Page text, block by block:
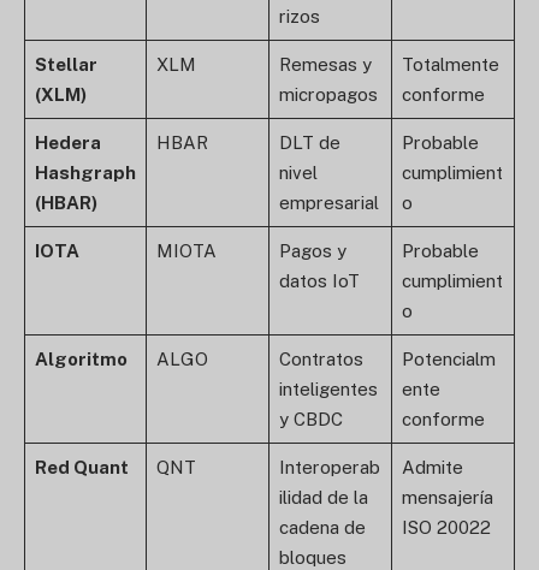
rizos
Stellar
(XLM)
XLM
Remesas y
micropagos
Totalmente
conforme
Hedera
Hashgraph
(HBAR)
HBAR
DLT de
nivel
empresarial
Probable
cumplimient
o
IOTA MIOTA
Pagos y
datos IoT
Probable
cumplimient
o
Algoritmo ALGO
Contratos
inteligentes
y CBDC
Potencialm
ente
conforme
Red Quant QNT
Interoperab
ilidad de la
cadena de
bloques
Admite
mensajería
ISO 20022